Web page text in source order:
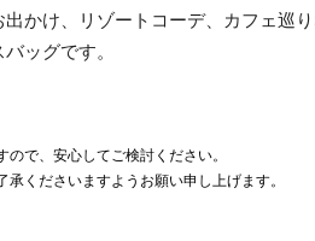
かけ、リゾートコーデ、カフェ巡
ッグです。
で、安心してご検討ください。
くださいますようお願い申し上げます。